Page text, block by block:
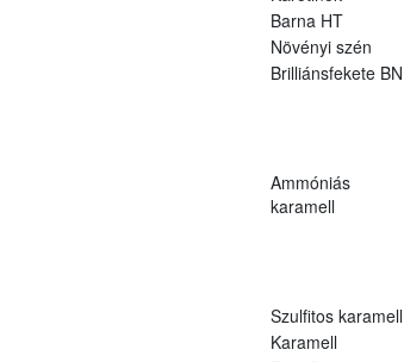
Barna HT
Növényi szén
Brilliánsfekete BN
Ammóniás
karamell
Szulfitos karamell
Karamell